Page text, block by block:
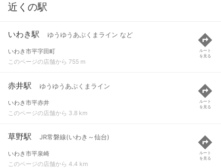
近くの駅
いわき駅 ゆうゆうあぶくまライン など
いわき市平字田町
このページの店舗から 755 m
ルート
を見る
赤井駅 ゆうゆうあぶくまライン
いわき市平赤井
このページの店舗から 3.8 km
ルート
を見る
草野駅 JR常磐線(いわき～仙台)
いわき市平泉崎
このページの店舗から 4.4 km
ルート
を見る